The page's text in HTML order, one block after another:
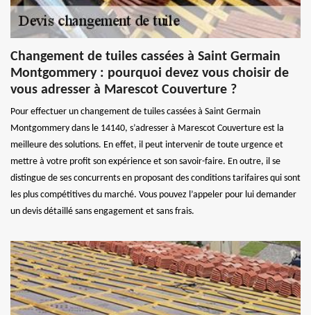
Changement de tuiles cassées à Saint Germain
Montgommery : pourquoi devez vous choisir de
vous adresser à Marescot Couverture ?
Pour effectuer un changement de tuiles cassées à Saint Germain
Montgommery dans le 14140, s’adresser à Marescot Couverture est la
meilleure des solutions. En effet, il peut intervenir de toute urgence et
mettre à votre profit son expérience et son savoir-faire. En outre, il se
distingue de ses concurrents en proposant des conditions tarifaires qui sont
les plus compétitives du marché. Vous pouvez l’appeler pour lui demander
un devis détaillé sans engagement et sans frais.